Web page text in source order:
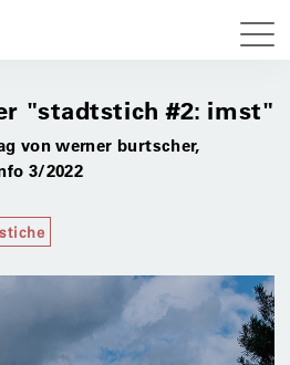
"stadtstich #2: imst"
von werner burtscher,
3/2022